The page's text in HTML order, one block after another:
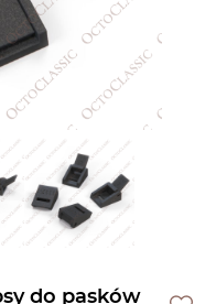
do pasków